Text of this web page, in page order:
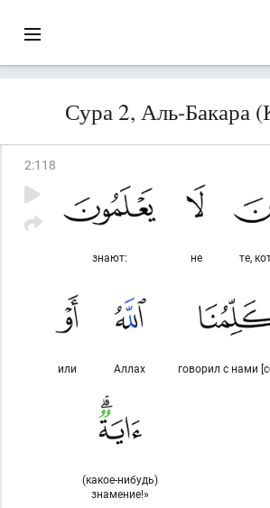
Сура 2, Аль-Бакара
2:118
те,
не
знают:
говорил с нами
Аллах
или
(какое-нибудь)
знамение!»